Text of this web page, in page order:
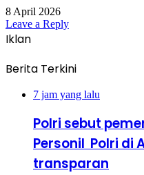
8 April 2026
Leave a Reply
Iklan
Berita Terkini
7 jam yang lalu
Polri sebut
Personil Polri di
transparan